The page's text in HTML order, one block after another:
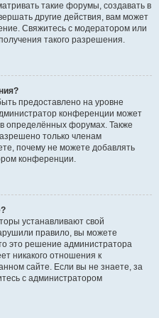
такие форумы, создавать в
другие действия, вам может
Свяжитесь с модератором или
такого разрешения.
предоставлено на уровне
конференции может
определённых форумах. Также
только членам
почему не можете добавлять
конференции.
устанавливают свой
правило, вы можете
это решение администратора
никакого отношения к
сайте. Если вы не знаете, за
с администратором